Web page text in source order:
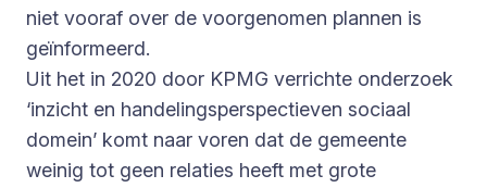
niet vooraf over de voorgenomen plannen is
geïnformeerd.
Uit het in 2020 door KPMG verrichte onderzoek
‘inzicht en handelingsperspectieven sociaal
domein’ komt naar voren dat de gemeente
weinig tot geen relaties heeft met grote